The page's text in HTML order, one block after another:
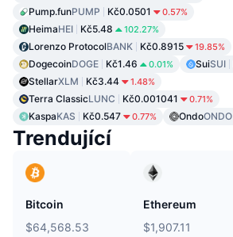
Pump.funPUMP Kč0.0501 0.57%
HeimaHEI Kč5.48 102.27%
Lorenzo ProtocolBANK Kč0.8915 19.85%
DogecoinDOGE Kč1.46 0.01% SuiSUI
StellarXLM Kč3.44 1.48%
Terra ClassicLUNC Kč0.001041 0.71%
KaspaKAS Kč0.547 0.77% OndoONDO
Trendující
Bitcoin
$64,568.53
Ethereum
$1,907.11